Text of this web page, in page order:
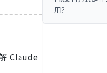
Claude
用？